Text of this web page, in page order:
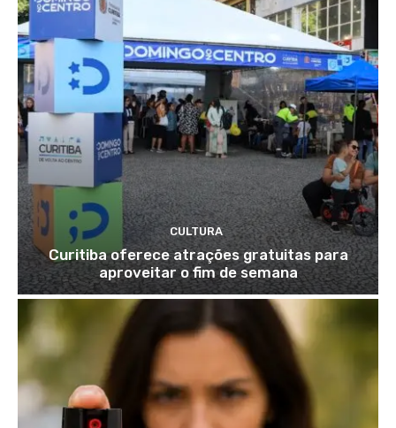
CULTURA
Curitiba oferece atrações gratuitas para
aproveitar o fim de semana